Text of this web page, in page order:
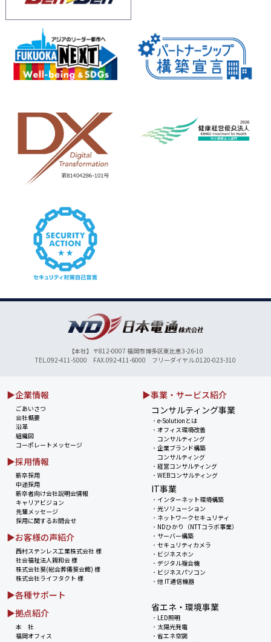
【本社】〒812-0007 福岡市博多区東比恵3-26-10
TEL.092-411-5000 FAX.092-411-6000 フリーダイヤル.0120-023-310
▶企業情報
ごあいさつ
会社概要
沿革
組織図
コーポレートメッセージ
▶採用情報
新卒採用
中途採用
新卒者向け会社説明会情報
キャリアビジョン
先輩メッセージ
採用に関するお問合せ
▶お客様の声紹介
西村ステンレス工業株式会社 様
社会福祉法人親和会 様
株式会社葵(総合葬儀葵会館) 様
株式会社ライフタクト 様
▶各種サポート
▶事業・サービス紹介
コンサルティング事業
・e-Solutionとは
・オフィス環境改善
コンサルティング
・企業ブランド構築
コンサルティング
・経営コンサルティング
・WEBコンサルティング
IT事業
・ インターネット環境構築
・光ソリューション
・ ネットワークセキュリティ
・ NDひかり（NTTコラボ事業）
・ サーバー構築
・セキュリティカメラ
・ ビジネスホン
・デジタル複合機
・ ビジネスパソコン
・他 IT通信機器
省エネ・環境事業
・ LED照明
・ 太陽光発電
・省エネ空調
▶拠点紹介
本 社
福岡オフィス